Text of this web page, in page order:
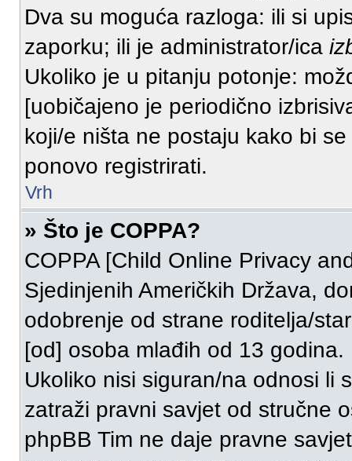
Dva su moguća razloga: ili si
zaporku; ili je administrator/ica
Ukoliko je u pitanju potonje:
[uobičajeno je periodično
koji/e ništa ne postaju kako bi
ponovo registrirati.
Vrh
» Što je COPPA?
COPPA [Child Online Privacy
Sjedinjenih Američkih Država,
odobrenje od strane roditelja/
[od] osoba mlađih od 13 godina.
Ukoliko nisi siguran/na odnosi li
zatraži pravni savjet od stručne
phpBB Tim ne daje pravne